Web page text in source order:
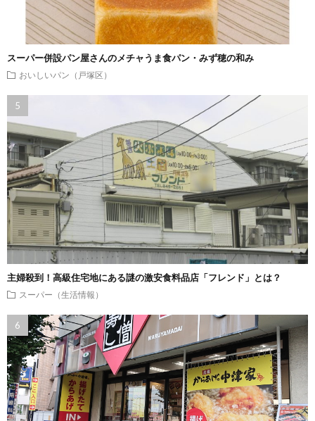
スーパー併設パン屋さんのメチャうま食パン・みず穂の和み
おいしいパン（戸塚区）
主婦殺到！高級住宅地にある謎の激安食料品店「フレンド」とは？
スーパー（生活情報）